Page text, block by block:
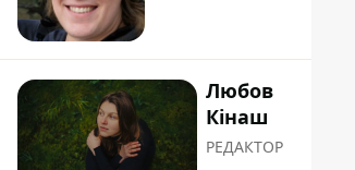
Любов
Кінаш
РЕДАКТОР